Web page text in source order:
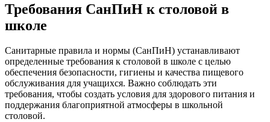
Требования СанПиН к столовой в
школе
Санитарные правила и нормы (СанПиН) устанавливают
определенные требования к столовой в школе с целью
обеспечения безопасности, гигиены и качества пищевого
обслуживания для учащихся. Важно соблюдать эти
требования, чтобы создать условия для здорового питания и
поддержания благоприятной атмосферы в школьной
столовой.